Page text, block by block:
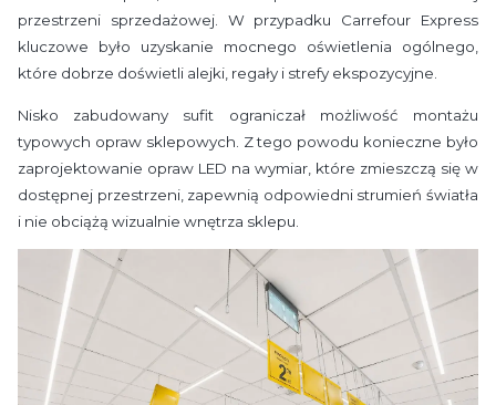
przestrzeni sprzedażowej. W przypadku Carrefour Express
kluczowe było uzyskanie mocnego oświetlenia ogólnego,
które dobrze doświetli alejki, regały i strefy ekspozycyjne.
Nisko zabudowany sufit ograniczał możliwość montażu
typowych opraw sklepowych. Z tego powodu konieczne było
zaprojektowanie opraw LED na wymiar, które zmieszczą się w
dostępnej przestrzeni, zapewnią odpowiedni strumień światła
i nie obciążą wizualnie wnętrza sklepu.